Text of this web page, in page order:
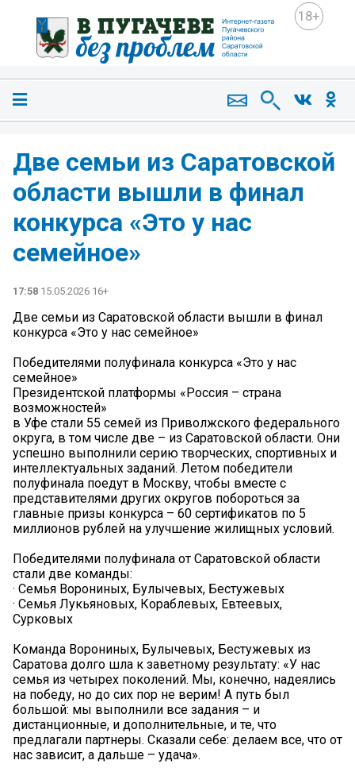
18+
Две семьи из Саратовской
области вышли в финал
конкурса «Это у нас
семейное»
17:58 15.05.2026 16+
Две семьи из Саратовской области вышли в финал
конкурса «Это у нас семейное»
Победителями полуфинала конкурса «Это у нас
семейное»
Президентской платформы «Россия – страна
возможностей»
в Уфе стали 55 семей из Приволжского федерального
округа, в том числе две – из Саратовской области. Они
успешно выполнили серию творческих, спортивных и
интеллектуальных заданий. Летом победители
полуфинала поедут в Москву, чтобы вместе с
представителями других округов побороться за
главные призы конкурса – 60 сертификатов по 5
миллионов рублей на улучшение жилищных условий.
Победителями полуфинала от Саратовской области
стали две команды:
· Семья Ворониных, Булычевых, Бестужевых
· Семья Лукьяновых, Кораблевых, Евтеевых,
Сурковых
Команда Ворониных, Булычевых, Бестужевых из
Саратова долго шла к заветному результату: «У нас
семья из четырех поколений. Мы, конечно, надеялись
на победу, но до сих пор не верим! А путь был
большой: мы выполнили все задания – и
дистанционные, и дополнительные, и те, что
предлагали партнеры. Сказали себе: делаем все, что от
нас зависит, а дальше – удача».